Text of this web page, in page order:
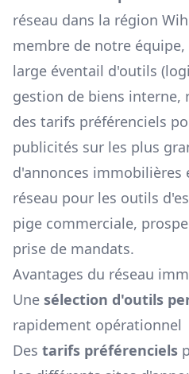
réseau dans la région
membre de notre équipe,
large éventail d'outils
gestion de biens interne,
des tarifs préférenciels
publicités sur les plus
d'annonces
réseau pour les outils
pige commerciale,
prise de mandats.
Avantages du réseau
Une sélection d'outils
rapidement opérationnel
Des tarifs préférenciels